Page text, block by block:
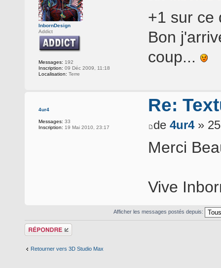
InbornDesign
Addict
Messages: 192
Inscription: 09 Déc 2009, 11:18
Localisation: Terre
+1 sur
Bon
coup...
4ur4
Messages: 33
Inscription: 19 Mai 2010, 23:17
Re:
de 4ur4» 25
Merci
Vive
Afficher les messages postés depuis:
Répondre
Retourner vers 3D Studio Max